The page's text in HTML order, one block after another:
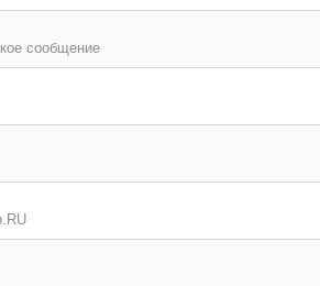
сообщение